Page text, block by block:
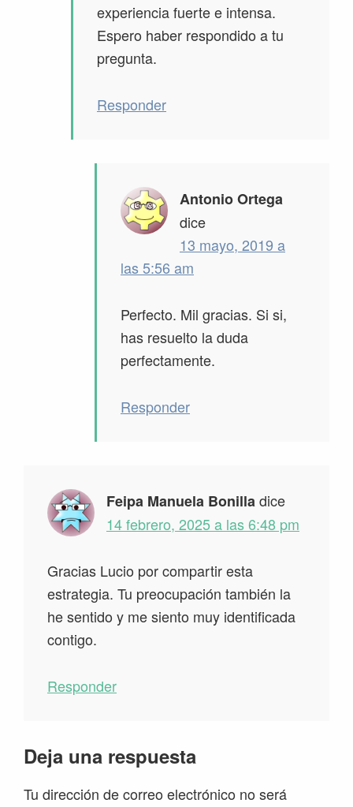
experiencia fuerte e intensa.
Espero haber respondido a tu
pregunta.
Responder
Antonio Ortega
dice
13 mayo, 2019 a
las 5:56 am
Perfecto. Mil gracias. Si si,
has resuelto la duda
perfectamente.
Responder
Feipa Manuela Bonilladice
14 febrero, 2025 a las 6:48 pm
Gracias Lucio por compartir esta
estrategia. Tu preocupación también la
he sentido y me siento muy identificada
contigo.
Responder
Deja una respuesta
Tu dirección de correo electrónico no será